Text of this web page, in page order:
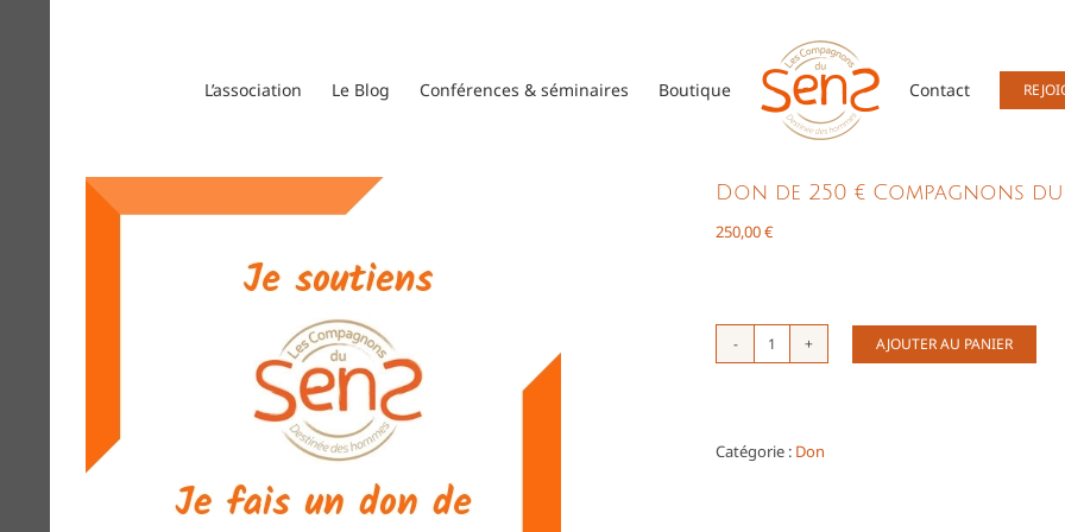
L’association Le Blog Conférences & séminaires Boutique Contact
Don de 250 € Compagnons du
250,00€
quantité
250
AJOUTER AU PANIER
Catégorie : Don